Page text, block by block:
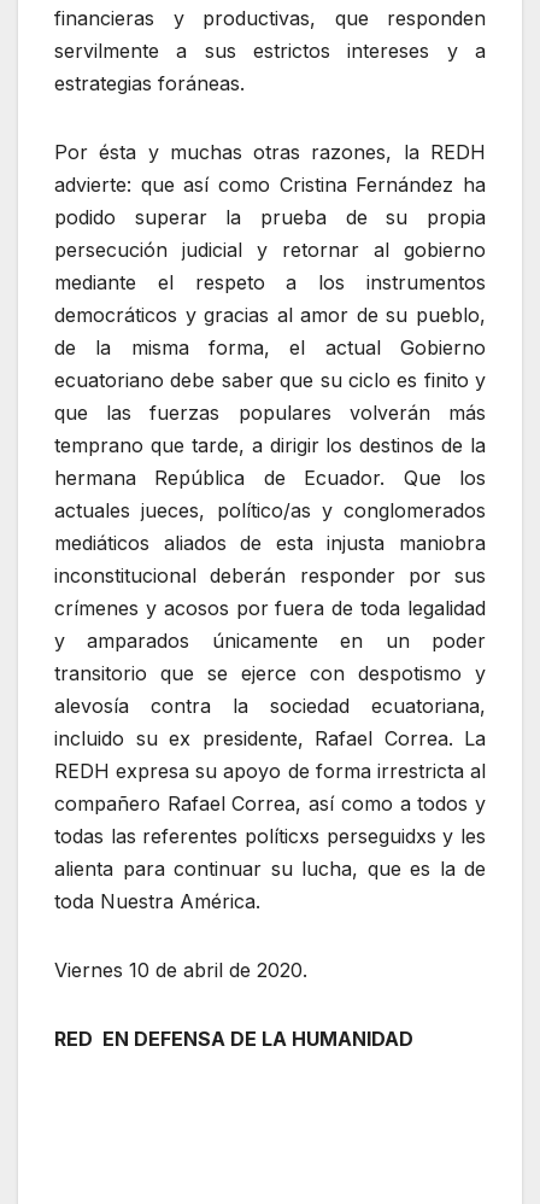
financieras y productivas, que responden
servilmente a sus estrictos intereses y a
estrategias foráneas.
Por ésta y muchas otras razones, la REDH
advierte: que así como Cristina Fernández ha
podido superar la prueba de su propia
persecución judicial y retornar al gobierno
mediante el respeto a los instrumentos
democráticos y gracias al amor de su pueblo,
de la misma forma, el actual Gobierno
ecuatoriano debe saber que su ciclo es finito y
que las fuerzas populares volverán más
temprano que tarde, a dirigir los destinos de la
hermana República de Ecuador. Que los
actuales jueces, político/as y conglomerados
mediáticos aliados de esta injusta maniobra
inconstitucional deberán responder por sus
crímenes y acosos por fuera de toda legalidad
y amparados únicamente en un poder
transitorio que se ejerce con despotismo y
alevosía contra la sociedad ecuatoriana,
incluido su ex presidente, Rafael Correa. La
REDH expresa su apoyo de forma irrestricta al
compañero Rafael Correa, así como a todos y
todas las referentes políticxs perseguidxs y les
alienta para continuar su lucha, que es la de
toda Nuestra América.
Viernes 10 de abril de 2020.
RED EN DEFENSA DE LA HUMANIDAD